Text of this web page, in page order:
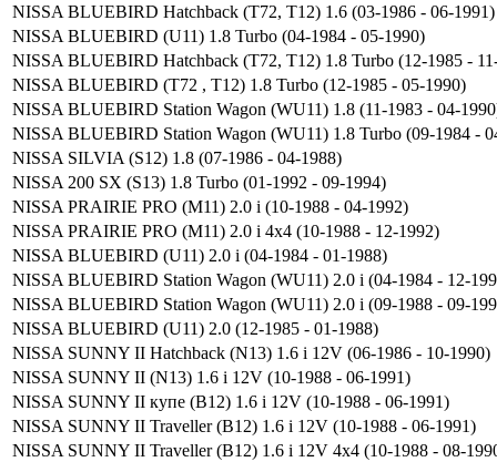
NISSA BLUEBIRD Hatchback (T72, T12) 1.6 (03-1986 - 06-1991)
NISSA BLUEBIRD (U11) 1.8 Turbo (04-1984 - 05-1990)
NISSA BLUEBIRD Hatchback (T72, T12) 1.8 Turbo (12-1985 -
NISSA BLUEBIRD (T72 , T12) 1.8 Turbo (12-1985 - 05-1990)
NISSA BLUEBIRD Station Wagon (WU11) 1.8 (11-1983 - 04-
NISSA BLUEBIRD Station Wagon (WU11) 1.8 Turbo (09-1984 -
NISSA SILVIA (S12) 1.8 (07-1986 - 04-1988)
NISSA 200 SX (S13) 1.8 Turbo (01-1992 - 09-1994)
NISSA PRAIRIE PRO (M11) 2.0 i (10-1988 - 04-1992)
NISSA PRAIRIE PRO (M11) 2.0 i 4x4 (10-1988 - 12-1992)
NISSA BLUEBIRD (U11) 2.0 i (04-1984 - 01-1988)
NISSA BLUEBIRD Station Wagon (WU11) 2.0 i (04-1984 - 12-
NISSA BLUEBIRD Station Wagon (WU11) 2.0 i (09-1988 - 09-
NISSA BLUEBIRD (U11) 2.0 (12-1985 - 01-1988)
NISSA SUNNY II Hatchback (N13) 1.6 i 12V (06-1986 - 10-1990)
NISSA SUNNY II (N13) 1.6 i 12V (10-1988 - 06-1991)
NISSA SUNNY II купе (B12) 1.6 i 12V (10-1988 - 06-1991)
NISSA SUNNY II Traveller (B12) 1.6 i 12V (10-1988 - 06-1991)
NISSA SUNNY II Traveller (B12) 1.6 i 12V 4x4 (10-1988 - 08-